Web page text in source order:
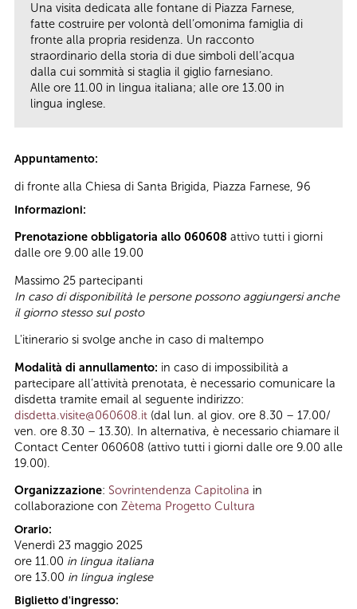
Una visita dedicata alle fontane di Piazza Farnese,
fatte costruire per volontà dell’omonima famiglia di
fronte alla propria residenza. Un racconto
straordinario della storia di due simboli dell’acqua
dalla cui sommità si staglia il giglio farnesiano.
Alle ore 11.00 in lingua italiana; alle ore 13.00 in
lingua inglese.
Appuntamento:
di fronte alla Chiesa di Santa Brigida, Piazza Farnese, 96
Informazioni:
Prenotazione obbligatoria allo 060608 attivo tutti i giorni
dalle ore 9.00 alle 19.00
Massimo 25 partecipanti
In caso di disponibilità le persone possono aggiungersi anche
il giorno stesso sul posto
L'itinerario si svolge anche in caso di maltempo
Modalità di annullamento: in caso di impossibilità a
partecipare all’attività prenotata, è necessario comunicare la
disdetta tramite email al seguente indirizzo:
disdetta.visite@060608.it (dal lun. al giov. ore 8.30 – 17.00/
ven. ore 8.30 – 13.30). In alternativa, è necessario chiamare il
Contact Center 060608 (attivo tutti i giorni dalle ore 9.00 alle
19.00).
Organizzazione: Sovrintendenza Capitolina in
collaborazione con Zètema Progetto Cultura
Orario:
Venerdì 23 maggio 2025
ore 11.00 in lingua italiana
ore 13.00 in lingua inglese
Biglietto d'ingresso: